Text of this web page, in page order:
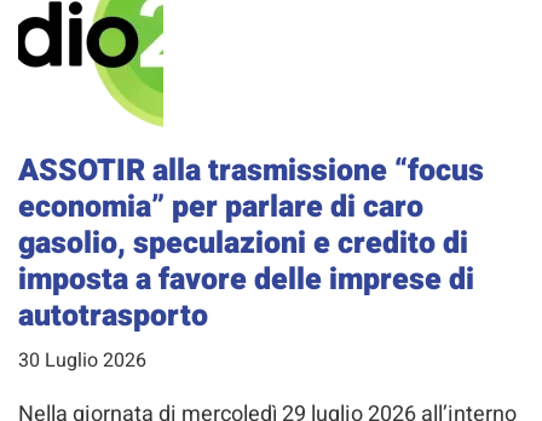
ASSOTIR alla trasmissione “focus
economia” per parlare di caro
gasolio, speculazioni e credito di
imposta a favore delle imprese di
autotrasporto
30 Luglio 2026
Nella giornata di mercoledì 29 luglio 2026 all’interno